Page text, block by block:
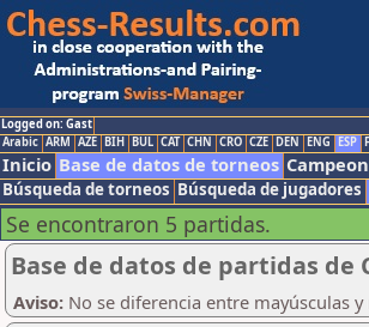
Logged on: Gast
Arabic ARM AZE BIH BUL CAT CHN CRO CZE DEN ENG ESP
Inicio Base de datos de torneos
Búsqueda de torneos Búsqueda de jugadores
Se encontraron 5 partidas.
Base de datos de partidas de
Aviso: No se diferencia entre mayúsculas